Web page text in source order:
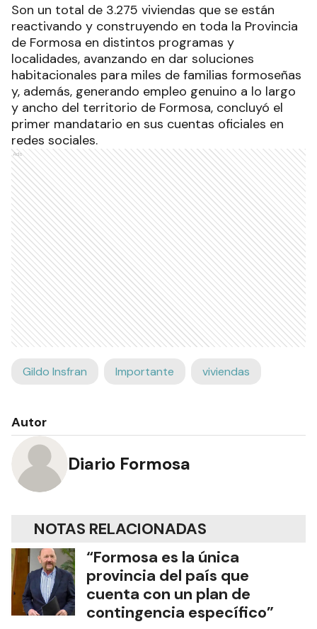
Son un total de 3.275 viviendas que se están
reactivando y construyendo en toda la Provincia
de Formosa en distintos programas y
localidades, avanzando en dar soluciones
habitacionales para miles de familias formoseñas
y, además, generando empleo genuino a lo largo
y ancho del territorio de Formosa, concluyó el
primer mandatario en sus cuentas oficiales en
redes sociales.
Ads
Gildo Insfran Importante viviendas
Autor
Diario Formosa
NOTAS RELACIONADAS
“Formosa es la única
provincia del país que
cuenta con un plan de
contingencia específico”